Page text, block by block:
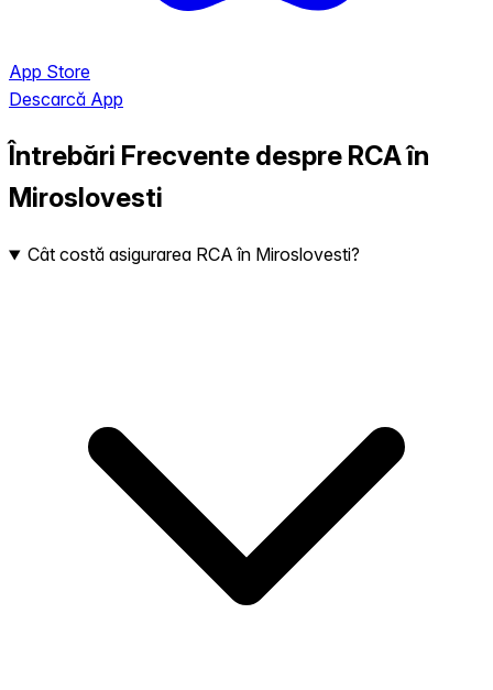
App Store
Descarcă App
Întrebări Frecvente despre RCA în
Miroslovesti
Cât costă asigurarea RCA în Miroslovesti?